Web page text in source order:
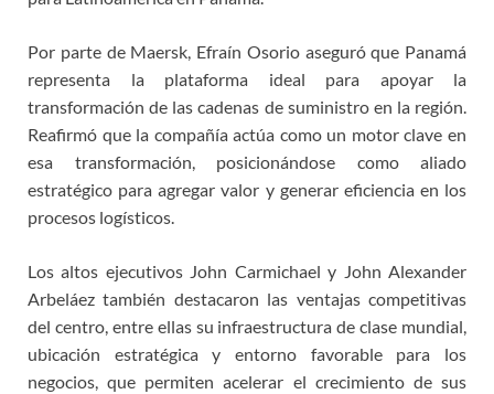
Por parte de Maersk, Efraín Osorio aseguró que Panamá
representa la plataforma ideal para apoyar la
transformación de las cadenas de suministro en la región.
Reafirmó que la compañía actúa como un motor clave en
esa transformación, posicionándose como aliado
estratégico para agregar valor y generar eficiencia en los
procesos logísticos.
Los altos ejecutivos John Carmichael y John Alexander
Arbeláez también destacaron las ventajas competitivas
del centro, entre ellas su infraestructura de clase mundial,
ubicación estratégica y entorno favorable para los
negocios, que permiten acelerar el crecimiento de sus